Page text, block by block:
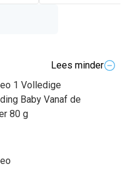
Lees minder
1 Volledige
Baby Vanaf de
80 g